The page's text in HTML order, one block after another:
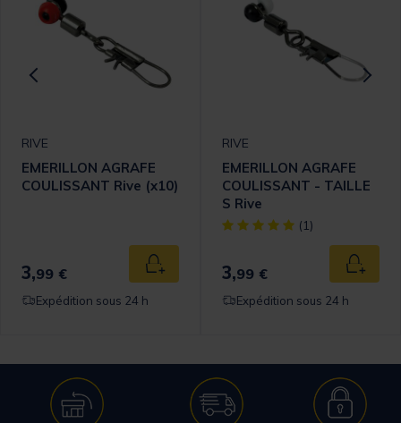
panier
RIVE
EMERILLON AGRAFE
COULISSANT Rive (x10)
3,99 € Ajouter au panier
Expédition sous 24 h
RIVE
EMERILLON AGRAFE
COULISSANT - TAILLE
S Rive
[object Object] out of 5
(1)
3,99 €
Expédition sous 24 h